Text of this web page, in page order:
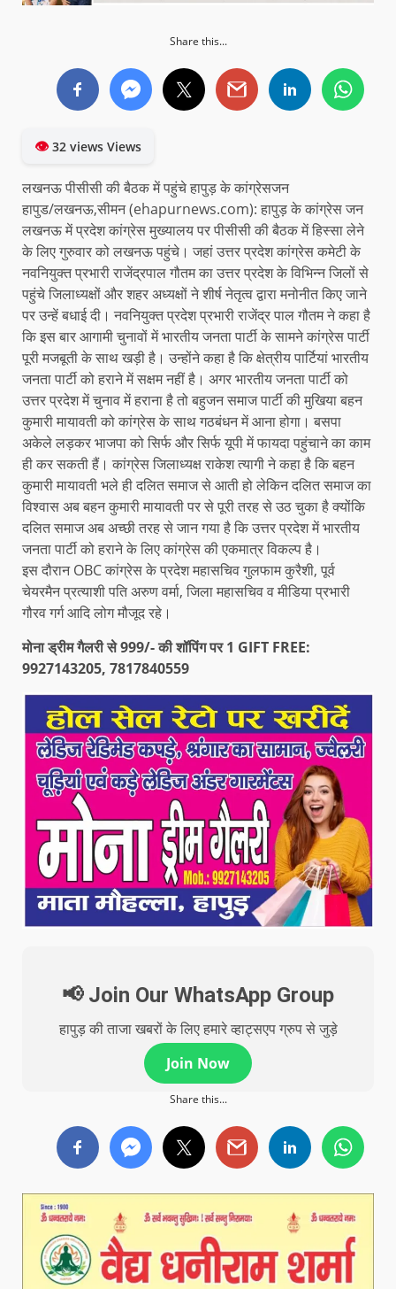
Share this...
👁32 views Views
लखनऊ पीसीसी की बैठक में पहुंचे हापुड़ के कांग्रेसजन
हापुड/लखनऊ,सीमन (ehapurnews.com): हापुड़ के कांग्रेस जन
लखनऊ में प्रदेश कांग्रेस मुख्यालय पर पीसीसी की बैठक में हिस्सा लेने
के लिए गुरुवार को लखनऊ पहुंचे। जहां उत्तर प्रदेश कांग्रेस कमेटी के
नवनियुक्त प्रभारी राजेंद्रपाल गौतम का उत्तर प्रदेश के विभिन्न जिलों से
पहुंचे जिलाध्यक्षों और शहर अध्यक्षों ने शीर्ष नेतृत्व द्वारा मनोनीत किए जाने
पर उन्हें बधाई दी। नवनियुक्त प्रदेश प्रभारी राजेंद्र पाल गौतम ने कहा है
कि इस बार आगामी चुनावों में भारतीय जनता पार्टी के सामने कांग्रेस पार्टी
पूरी मजबूती के साथ खड़ी है। उन्होंने कहा है कि क्षेत्रीय पार्टियां भारतीय
जनता पार्टी को हराने में सक्षम नहीं है। अगर भारतीय जनता पार्टी को
उत्तर प्रदेश में चुनाव में हराना है तो बहुजन समाज पार्टी की मुखिया बहन
कुमारी मायावती को कांग्रेस के साथ गठबंधन में आना होगा। बसपा
अकेले लड़कर भाजपा को सिर्फ और सिर्फ यूपी में फायदा पहुंचाने का काम
ही कर सकती हैं। कांग्रेस जिलाध्यक्ष राकेश त्यागी ने कहा है कि बहन
कुमारी मायावती भले ही दलित समाज से आती हो लेकिन दलित समाज का
विश्वास अब बहन कुमारी मायावती पर से पूरी तरह से उठ चुका है क्योंकि
दलित समाज अब अच्छी तरह से जान गया है कि उत्तर प्रदेश में भारतीय
जनता पार्टी को हराने के लिए कांग्रेस की एकमात्र विकल्प है।
इस दौरान OBC कांग्रेस के प्रदेश महासचिव गुलफाम कुरैशी, पूर्व
चेयरमैन प्रत्याशी पति अरुण वर्मा, जिला महासचिव व मीडिया प्रभारी
गौरव गर्ग आदि लोग मौजूद रहे।
मोना ड्रीम गैलरी से 999/- की शॉपिंग पर 1 GIFT FREE:
9927143205, 7817840559
📢 Join Our WhatsApp Group
हापुड़ की ताजा खबरों के लिए हमारे व्हाट्सएप ग्रुप से जुड़े
Join Now
Share this...